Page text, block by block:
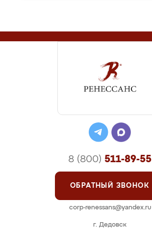
г. Дедовск
8 (800) 511-89-55
ОБРАТНЫЙ ЗВОНОК
corp-renessans@yandex.ru